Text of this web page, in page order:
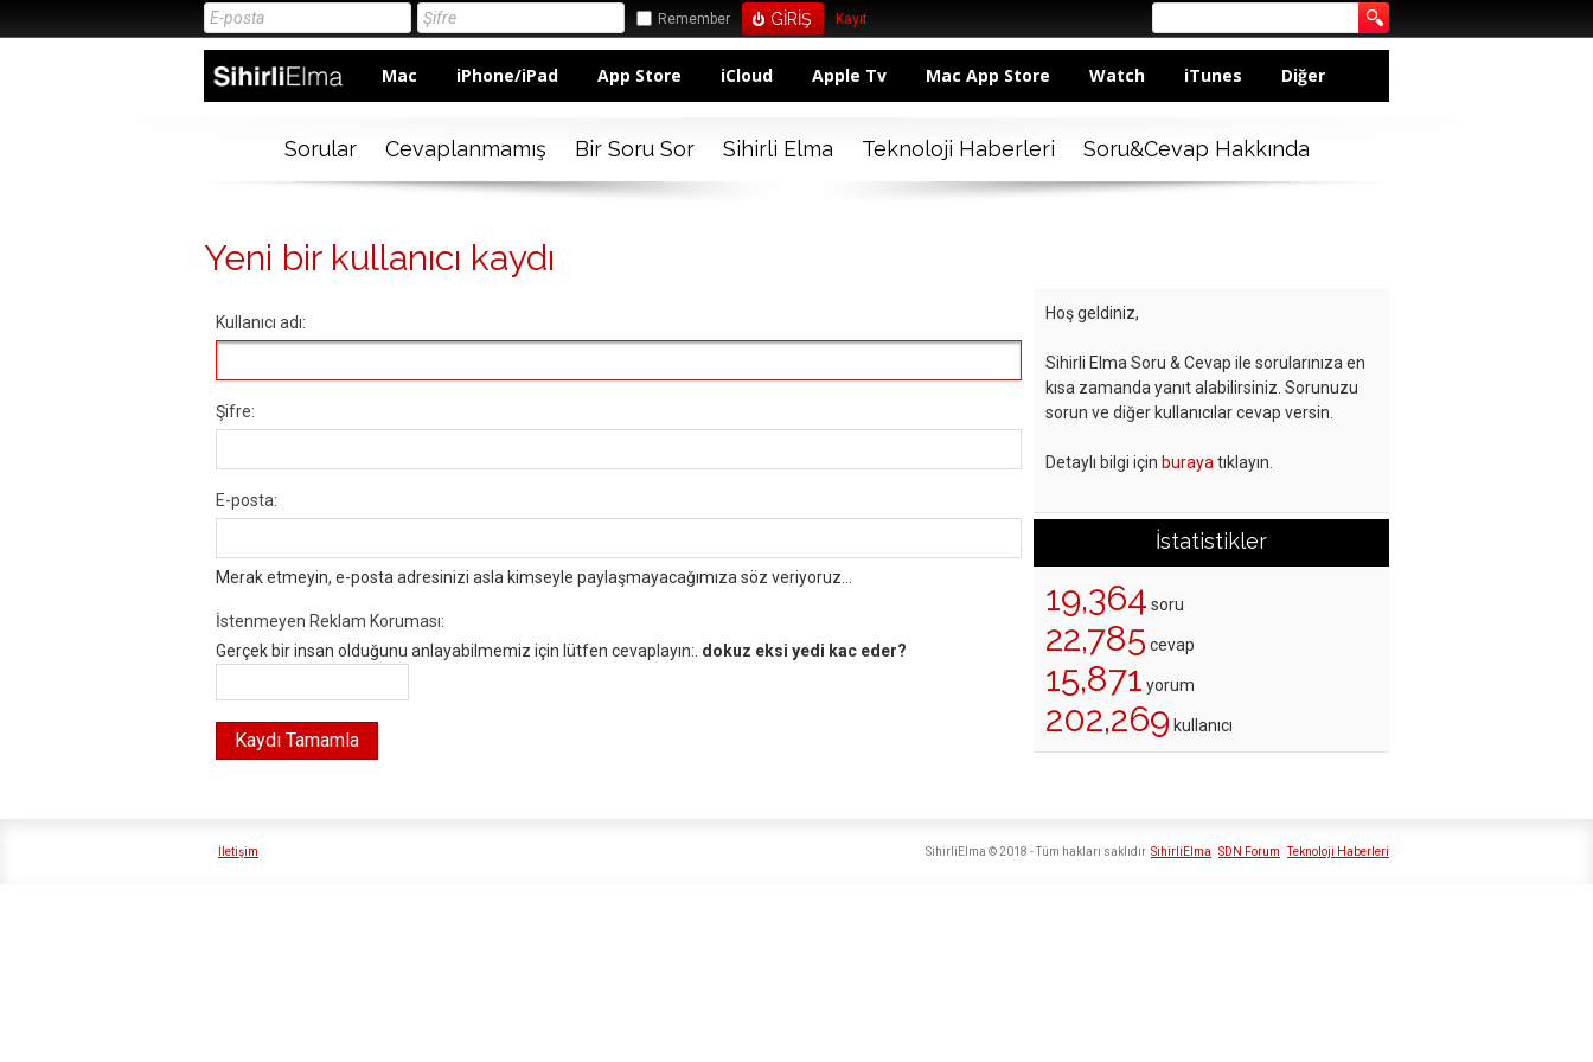
Remember Kayıt
Mac iPhone/iPad App Store iCloud Apple Tv Mac App Store Watch iTunes Diğer
Sorular Cevaplanmamış Bir Soru Sor Sihirli Elma Teknoloji Haberleri Soru&Cevap Hakkında
Yeni bir kullanıcı kaydı
Kullanıcı adı:
Şifre:
E-posta:
Merak etmeyin, e-posta adresinizi asla kimseyle paylaşmayacağımıza söz veriyoruz...
İstenmeyen Reklam Koruması:
Gerçek bir insan olduğunu anlayabilmemiz için lütfen cevaplayın:. dokuz eksi yedi kac eder?
Hoş geldiniz,
Sihirli Elma Soru & Cevap ile sorularınıza en
kısa zamanda yanıt alabilirsiniz. Sorunuzu
sorun ve diğer kullanıcılar cevap versin.
Detaylı bilgi için buraya tıklayın.
İstatistikler
19,364 soru
22,785 cevap
15,871 yorum
202,269 kullanıcı
İletişim SihirliElma SDN Forum Teknoloji Haberleri
SihirliElma © 2018 - Tüm hakları saklıdır